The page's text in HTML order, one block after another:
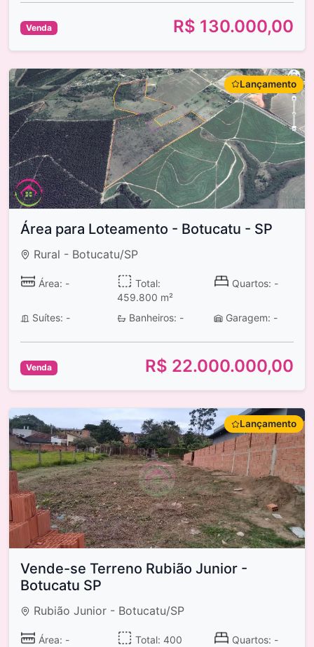
Venda R$ 130.000,00
Lançamento
Área para Loteamento - Botucatu - SP
Rural - Botucatu/SP
Área: -
Total:
459.800 m²
Quartos: -
Suítes: - Banheiros: - Garagem: -
Venda R$ 22.000.000,00
Lançamento
Vende-se Terreno Rubião Junior -
Botucatu SP
Rubião Junior - Botucatu/SP
Área: -
Total: 400
Quartos: -